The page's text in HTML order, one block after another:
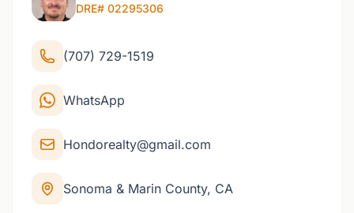
DRE# 02295306
(707) 729-1519
WhatsApp
Hondorealty@gmail.com
Sonoma & Marin County, CA